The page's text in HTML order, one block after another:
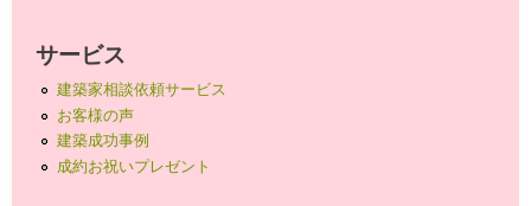
サービス
建築家相談依頼サービス
お客様の声
建築成功事例
成約お祝いプレゼント